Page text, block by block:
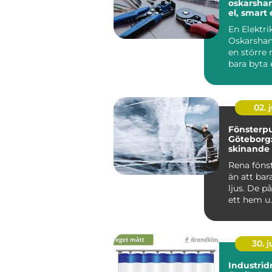
oskarshamn
el, smart
En
en större
bara byta
sätta upp
02.
Rena
än att
ljus. De
ett hem
30.